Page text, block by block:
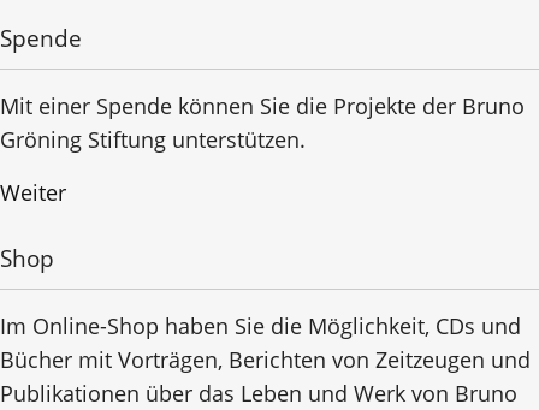
Spende
Mit einer Spende können Sie die Projekte der Bruno
Gröning Stiftung unterstützen.
Weiter
Shop
Im Online-Shop haben Sie die Möglichkeit, CDs und
Bücher mit Vorträgen, Berichten von Zeitzeugen und
Publikationen über das Leben und Werk von Bruno